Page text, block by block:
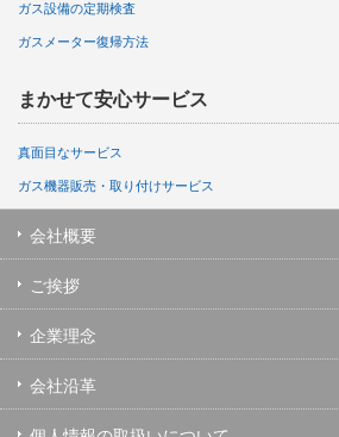
ガス設備の定期検査
ガスメーター復帰方法
まかせて安心サービス
真面目なサービス
ガス機器販売・取り付けサービス
会社概要
ご挨拶
企業理念
会社沿革